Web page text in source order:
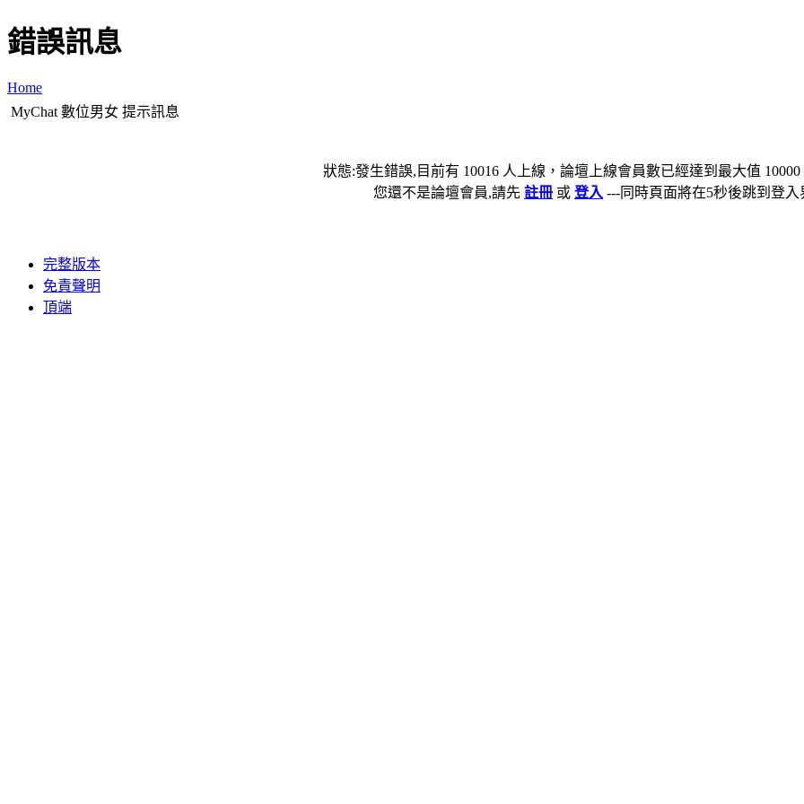
錯誤訊息
Home
MyChat 數位男女 提示訊息
狀態:發生錯誤,目前有 10016 人上線，論壇上線會員數已經達到最大值
您還不是論壇會員,請先 註冊 或 登入 ---同時頁面將在5秒後跳到登入
完整版本
免責聲明
頂端